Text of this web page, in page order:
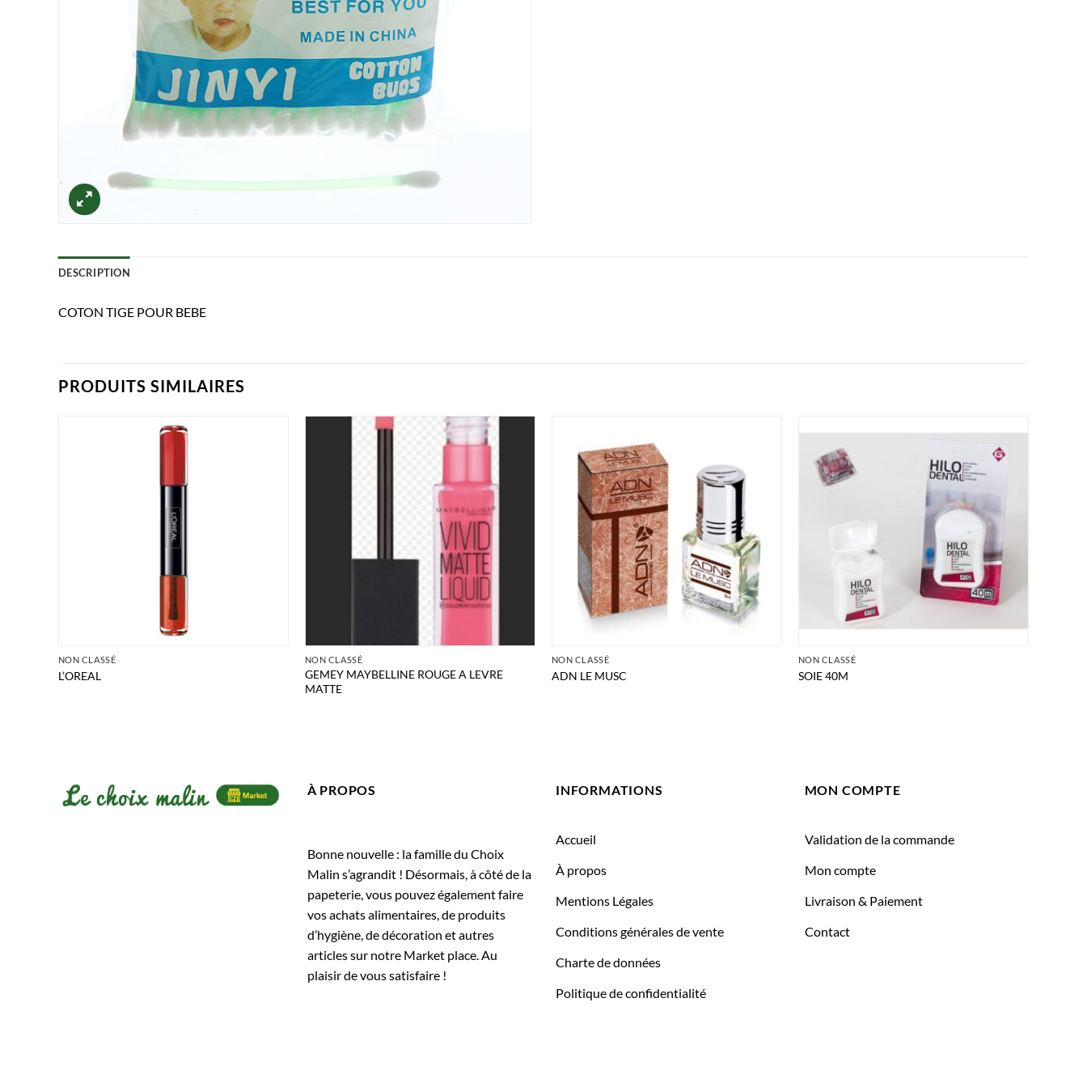
DESCRIPTION
COTON TIGE POUR BEBE
PRODUITS SIMILAIRES
NON CLASSÉ
L’OREAL
NON CLASSÉ
GEMEY MAYBELLINE ROUGE A LEVRE
MATTE
NON CLASSÉ
ADN LE MUSC
NON CLASSÉ
SOIE 40M
À PROPOS
Bonne nouvelle : la famille du Choix
Malin s’agrandit ! Désormais, à côté de la
papeterie, vous pouvez également faire
vos achats alimentaires, de produits
d’hygiène, de décoration et autres
articles sur notre Market place. Au
plaisir de vous satisfaire !
INFORMATIONS
Accueil
À propos
Mentions Légales
Conditions générales de vente
Charte de données
Politique de confidentialité
MON COMPTE
Validation de la commande
Mon compte
Livraison & Paiement
Contact